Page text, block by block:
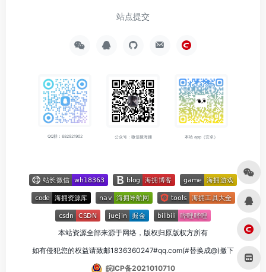
站点提交
QQ群：682921902 公众号：微信搜海拥 本站 app（安卓）
本站资源全部来源于网络，版权归原版权方所有
如有侵犯您的权益请致邮1836360247#qq.com(#替换成@)撤下
皖ICP备2021010710